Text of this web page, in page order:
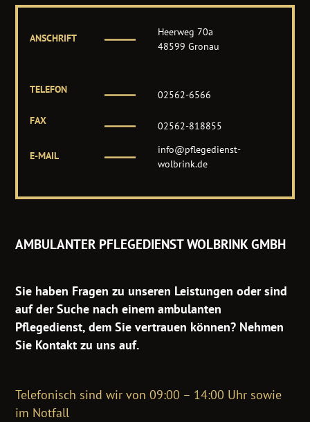
ANSCHRIFT
Heerweg 70a
48599 Gronau
TELEFON 02562-6566
FAX 02562-818855
E-MAIL
info@pflegedienst-
wolbrink.de
AMBULANTER PFLEGEDIENST WOLBRINK GMBH
Sie haben Fragen zu unseren Leistungen oder sind
auf der Suche nach einem ambulanten
Pflegedienst, dem Sie vertrauen können? Nehmen
Sie Kontakt zu uns auf.
Telefonisch sind wir von 09:00 – 14:00 Uhr sowie
im Notfall